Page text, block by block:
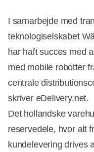
I samarbejde med
teknologiselskabet
har haft succes med
med mobile robotter
centrale
skriver eDelivery.net.
Det hollandske
reservedele, hvor alt
kundelevering drives